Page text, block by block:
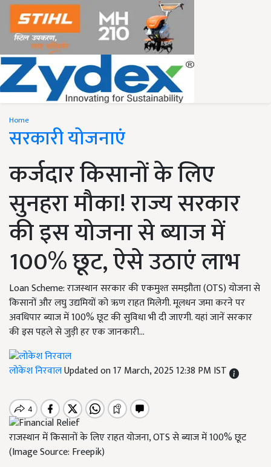
Home
सरकारी योजनाएं
कर्जदार किसानों के लिए
सुनहरा मौका! राज्य सरकार
की इस योजना से ब्याज में
100% छूट, ऐसे उठाएं लाभ
Loan Scheme: राजस्थान सरकार की एकमुश्त समझौता (OTS) योजना से
किसानों और लघु उद्यमियों को ऋण राहत मिलेगी. मूलधन जमा करने पर
अवधिपार ब्याज में 100% छूट की सुविधा भी दी जाएगी. यहां जानें सरकार
की इस पहले से जुड़ी हर एक जानकारी...
लोकेश निरवालUpdated on 17 March, 2025 12:38 PM IST
राजस्थान में किसानों के लिए राहत योजना, OTS से ब्याज में 100% छूट
(Image Source: Freepik)